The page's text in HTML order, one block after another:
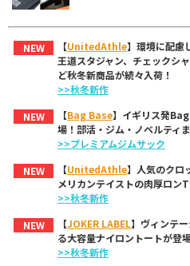
NEW 【UnitedAthle】環境に配慮
王道スタジャン、チェックシ
ど秋冬新商品が続々入荷！
>>秋冬新作
NEW
【Bag Base】イギリス発
場！部活・ジム・ノベルティ
>>プレミアムジムサック
NEW
【UnitedAthle】人気のクロ
メリカンテイストの肉厚ロンT
>>秋冬新作
NEW
【JOKER LABEL】ヴィンテ
る大容量ナイロントートが登
>>秋冬新作